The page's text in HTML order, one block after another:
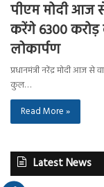
पीएम मोदी आज
करेंगे 6300
लोकार्पण
प्रधानमंत्री नरेंद्र मोदी आज
कुल…
Read More »
Latest News